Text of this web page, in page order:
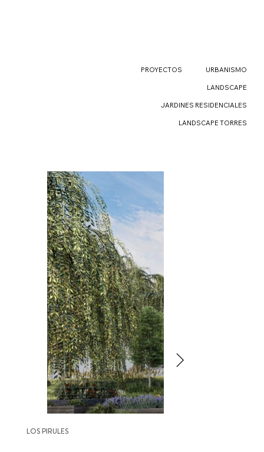
PROYECTOS URBANISMO
LANDSCAPE
JARDINES RESIDENCIALES
LANDSCAPE TORRES
LOS PIRULES